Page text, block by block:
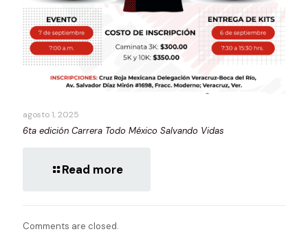
agosto 1, 2025
6ta edición Carrera Todo México Salvando Vidas
Read more
Comments are closed.